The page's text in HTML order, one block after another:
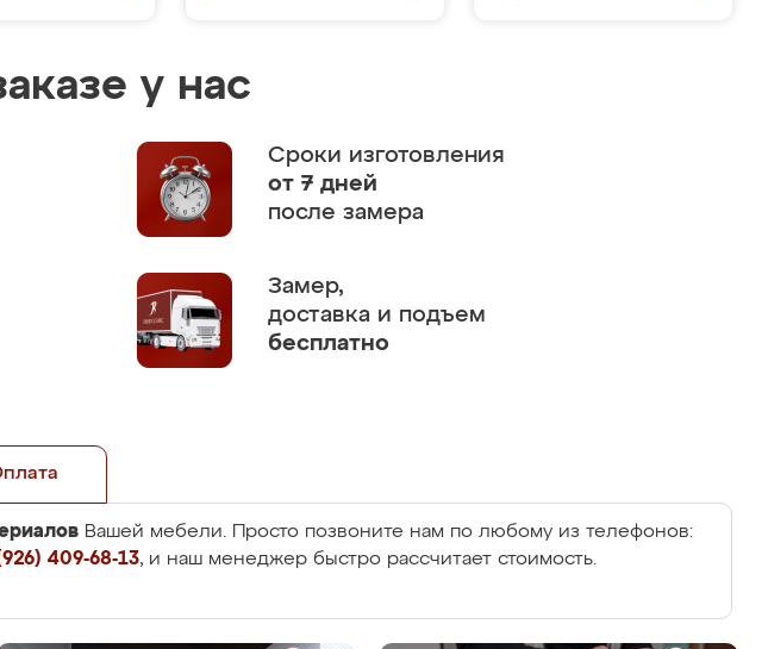
у нас
Сроки изготовления
от 7 дней
после замера
Замер,
доставка и подъем
бесплатно
Вашей мебели. Просто позвоните нам по любому из телефонов:
409-68-13, и наш менеджер быстро рассчитает стоимость.